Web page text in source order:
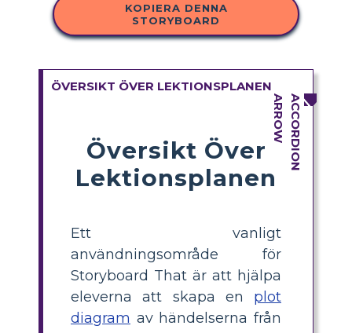
KOPIERA DENNA
STORYBOARD
ÖVERSIKT ÖVER LEKTIONSPLANEN
Översikt Över
Lektionsplanen
Ett vanligt
användningsområde för
Storyboard That är att hjälpa
eleverna att skapa en plot
diagram av händelserna från